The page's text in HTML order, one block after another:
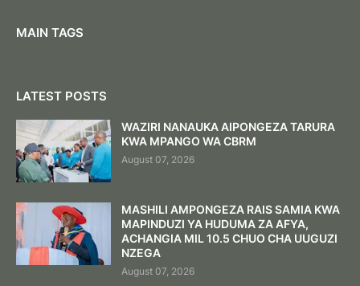
MAIN TAGS
LATEST POSTS
WAZIRI NANAUKA AIPONGEZA TARURA
KWA MPANGO WA CBRM
August 07, 2026
MASHILI AMPONGEZA RAIS SAMIA KWA
MAPINDUZI YA HUDUMA ZA AFYA,
ACHANGIA MIL 10.5 CHUO CHA UUGUZI
NZEGA
August 07, 2026